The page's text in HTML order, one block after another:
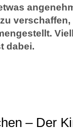
dabei.
– Der